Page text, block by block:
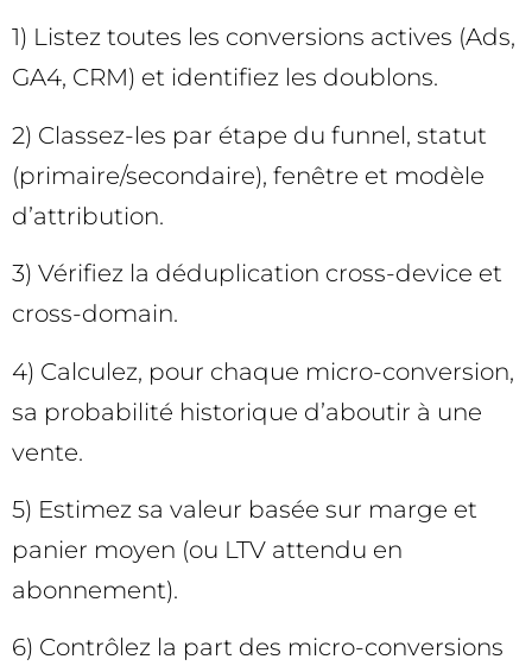
1) Listez toutes les conversions actives (Ads,
GA4, CRM) et identifiez les doublons.
2) Classez-les par étape du funnel, statut
(primaire/secondaire), fenêtre et modèle
d’attribution.
3) Vérifiez la déduplication cross-device et
cross-domain.
4) Calculez, pour chaque micro-conversion,
sa probabilité historique d’aboutir à une
vente.
5) Estimez sa valeur basée sur marge et
panier moyen (ou LTV attendu en
abonnement).
6) Contrôlez la part des micro-conversions